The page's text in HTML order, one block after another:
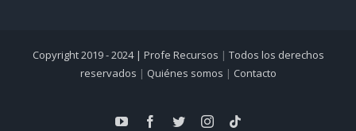
Copyright 2019 - 2024 | Profe Recursos | Todos los derechos
reservados | Quiénes somos | Contacto
YouTubeFacebook
TwitterInstagram
Tiktok